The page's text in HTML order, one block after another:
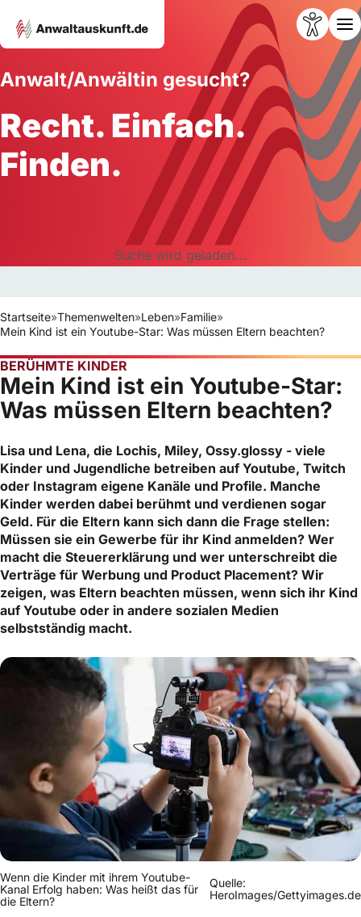
Anwalt/Anwältin gesucht?
Recht. Einfach.
Finden.
Suche wird geladen...
Startseite»Themenwelten»Leben»Familie»
Mein Kind ist ein Youtube-Star: Was müssen Eltern beachten?
BERÜHMTE KINDER
Mein Kind ist ein Youtube-Star:
Was müssen Eltern beachten?
Lisa und Lena, die Lochis, Miley, Ossy.glossy - viele
Kinder und Jugendliche betreiben auf Youtube, Twitch
oder Instagram eigene Kanäle und Profile. Manche
Kinder werden dabei berühmt und verdienen sogar
Geld. Für die Eltern kann sich dann die Frage stellen:
Müssen sie ein Gewerbe für ihr Kind anmelden? Wer
macht die Steuererklärung und wer unterschreibt die
Verträge für Werbung und Product Placement? Wir
zeigen, was Eltern beachten müssen, wenn sich ihr Kind
auf Youtube oder in andere sozialen Medien
selbstständig macht.
Wenn die Kinder mit ihrem Youtube-
Kanal Erfolg haben: Was heißt das für
die Eltern?
Quelle:
HeroImages/Gettyimages.de